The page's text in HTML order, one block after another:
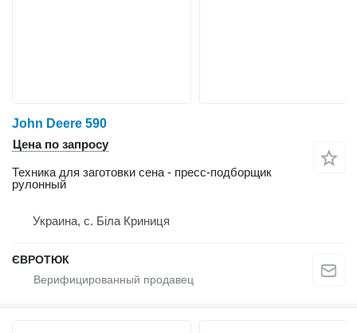
John Deere 590
Цена по запросу
Техника для заготовки сена - пресс-подборщик
рулонный
Украина, с. Біла Криниця
ЄВРОТЮК